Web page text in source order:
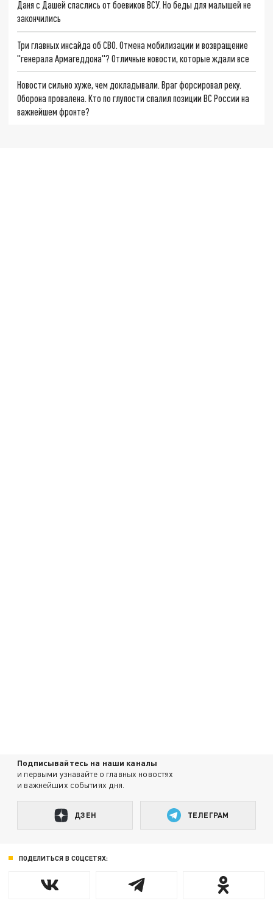
Даня с Дашей спаслись от боевиков ВСУ. Но беды для малышей не
закончились
Три главных инсайда об СВО. Отмена мобилизации и возвращение
"генерала Армагеддона"? Отличные новости, которые ждали все
Новости сильно хуже, чем докладывали. Враг форсировал реку.
Оборона провалена. Кто по глупости спалил позиции ВС России на
важнейшем фронте?
Подписывайтесь на наши каналы
и первыми узнавайте о главных новостях
и важнейших событиях дня.
ДЗЕН ТЕЛЕГРАМ
ПОДЕЛИТЬСЯ В СОЦСЕТЯХ: